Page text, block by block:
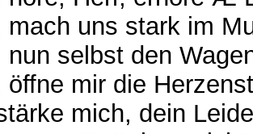
mach uns stark im
nun selbst den
öffne mir die
mich, dein